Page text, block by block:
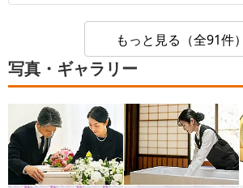
もっと見る（全91件）
写真・ギャラリー